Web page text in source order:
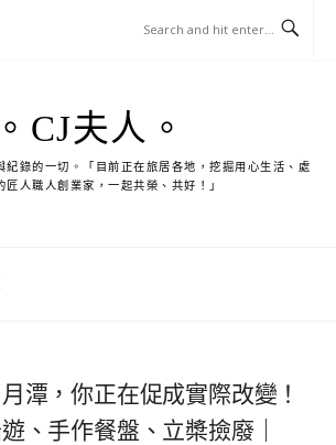
。CJ夫人。
紀錄的一切。「目前正在旅居各地，挖掘用心生活、處
匠人職人創業家，一起共榮、共好！」
潭，你正在促成實際改變！
、手作餐盤、立槳撿廢｜